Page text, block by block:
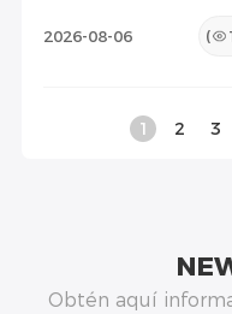
2026-08-06 (
1 2 3
Obtén aquí